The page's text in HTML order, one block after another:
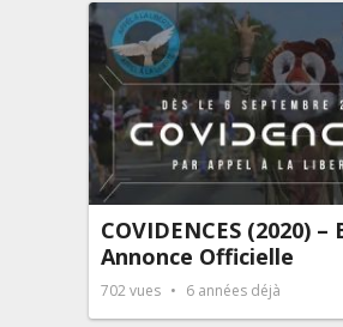
COVIDENCES (2020) –
Annonce Officielle
702vues 6 années déjà